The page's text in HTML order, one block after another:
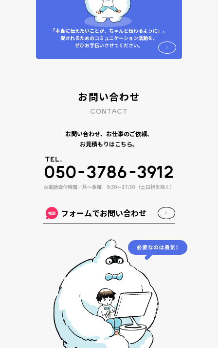
「本当に伝えたいことが、ちゃんと伝わるように」。
愛されるためのコミュニケーション活動を、
ぜひお手伝いさせてください。
お問い合わせ
お問い合わせ、お仕事のご依頼、
お見積もりはこちら。
お電話受付時間／月〜金曜 9:30〜17:30 （土日祝を除く）
フォームでお問い合わせ